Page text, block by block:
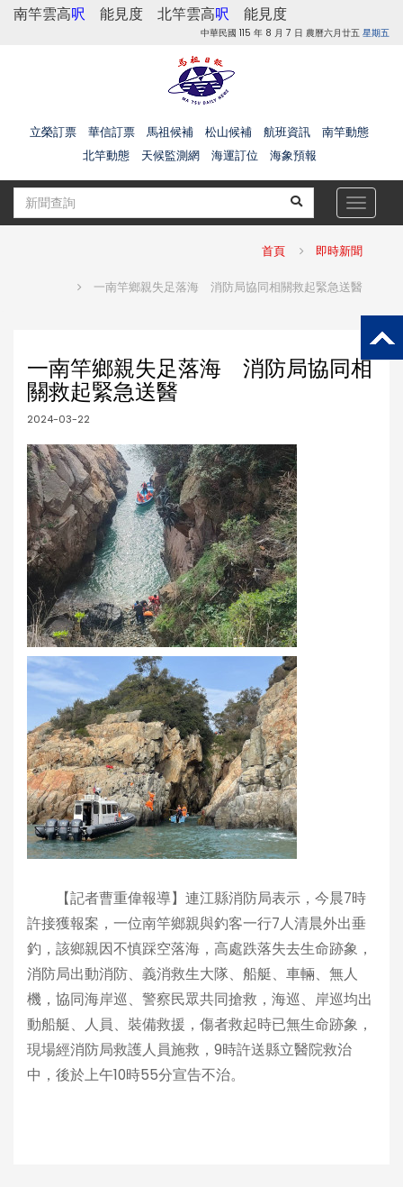
南竿雲高呎 能見度 北竿雲高呎 能見度
中華民國 115 年 8 月 7 日 農曆六月廿五 星期五
立榮訂票 華信訂票 馬祖候補 松山候補 航班資訊
南竿動態
北竿動態
天候監測網 海運訂位 海象預報
Toggle
首頁 即時新聞
一南竿鄉親失足落海 消防局協同相關救起緊急送醫
一南竿鄉親失足落海 消防局協同相
關救起緊急送醫
2024-03-22
【記者曹重偉報導】連江縣消防局表示，今晨7時
許接獲報案，一位南竿鄉親與釣客一行7人清晨外出垂
釣，該鄉親因不慎踩空落海，高處跌落失去生命跡象，
消防局出動消防、義消救生大隊、船艇、車輛、無人
機，協同海岸巡、警察民眾共同搶救，海巡、岸巡均出
動船艇、人員、裝備救援，傷者救起時已無生命跡象，
現場經消防局救護人員施救，9時許送縣立醫院救治
中，後於上午10時55分宣告不治。